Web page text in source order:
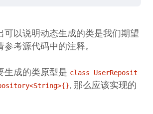
可以说明动态生成的类是我们期望
参考源代码中的注释。
生成的类原型是 class UserReposit
, 那么应该实现的